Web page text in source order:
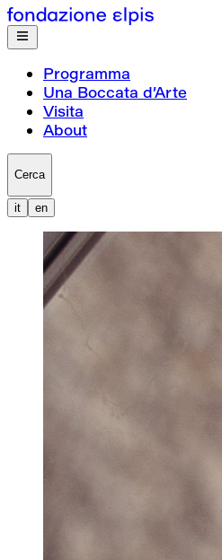
Programma
Una Boccata d’Arte
Visita
About
Cerca
it en